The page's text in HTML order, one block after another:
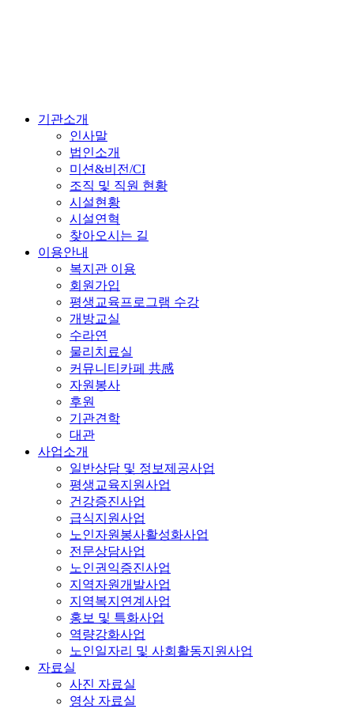
기관소개
인사말
법인소개
미션&비전/CI
조직 및 직원 현황
시설현황
시설연혁
찾아오시는 길
이용안내
복지관 이용
회원가입
평생교육프로그램 수강
개방교실
수라연
물리치료실
커뮤니티카페 共感
자원봉사
후원
기관견학
대관
사업소개
일반상담 및 정보제공사업
평생교육지원사업
건강증진사업
급식지원사업
노인자원봉사활성화사업
전문상담사업
노인권익증진사업
지역자원개발사업
지역복지연계사업
홍보 및 특화사업
역량강화사업
노인일자리 및 사회활동지원사업
자료실
사진 자료실
영상 자료실